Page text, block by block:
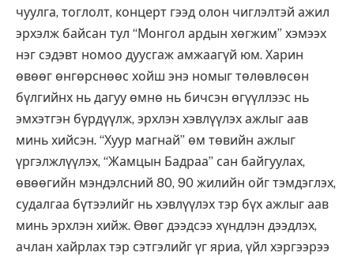
чуулга, тоглолт, концерт гээд олон чиглэлтэй ажил
эрхэлж байсан тул “Монгол ардын хөгжим” хэмээх
нэг сэдэвт номоо дуусгаж амжаагүй юм. Харин
өвөөг өнгөрснөөс хойш энэ номыг төлөвлөсөн
бүлгийнх нь дагуу өмнө нь бичсэн өгүүллээс нь
эмхэтгэн бүрдүүлж, эрхлэн хэвлүүлэх ажлыг аав
минь хийсэн. “Хуур магнай” өм төвийн ажлыг
үргэлжлүүлэх, “Жамцын Бадраа” сан байгуулах,
өвөөгийн мэндэлсний 80, 90 жилийн ойг тэмдэглэх,
судалгаа бүтээлийг нь хэвлүүлэх тэр бүх ажлыг аав
минь эрхлэн хийж. Өвөг дээдсээ хүндлэн дээдлэх,
ачлан хайрлах тэр сэтгэлийг үг яриа, үйл хэргээрээ